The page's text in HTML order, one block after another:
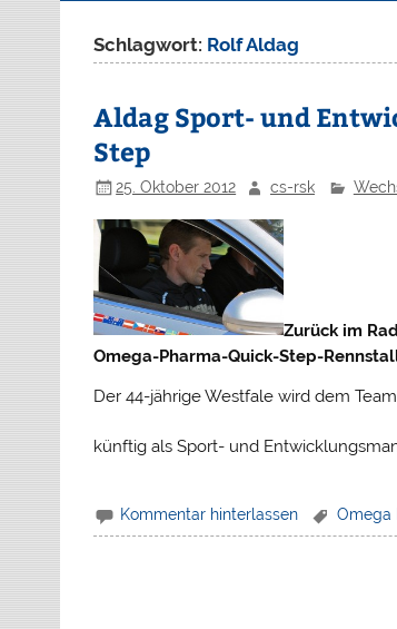
Schlagwort: Rolf Aldag
Aldag Sport- und
Step
25. Oktober 2012 cs-rsk
Zurück im
Omega-Pharma-Quick-Step-
Der 44-jährige Westfale wird dem
künftig als Sport- und
Kommentar hinterlassen Omega